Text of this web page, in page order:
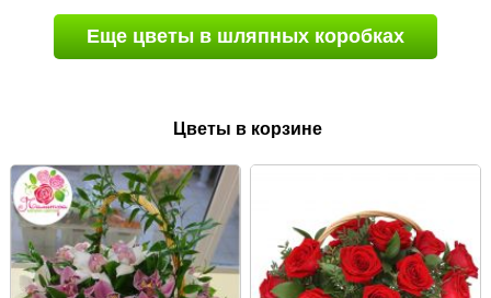
Еще цветы в шляпных коробках
Цветы в корзине